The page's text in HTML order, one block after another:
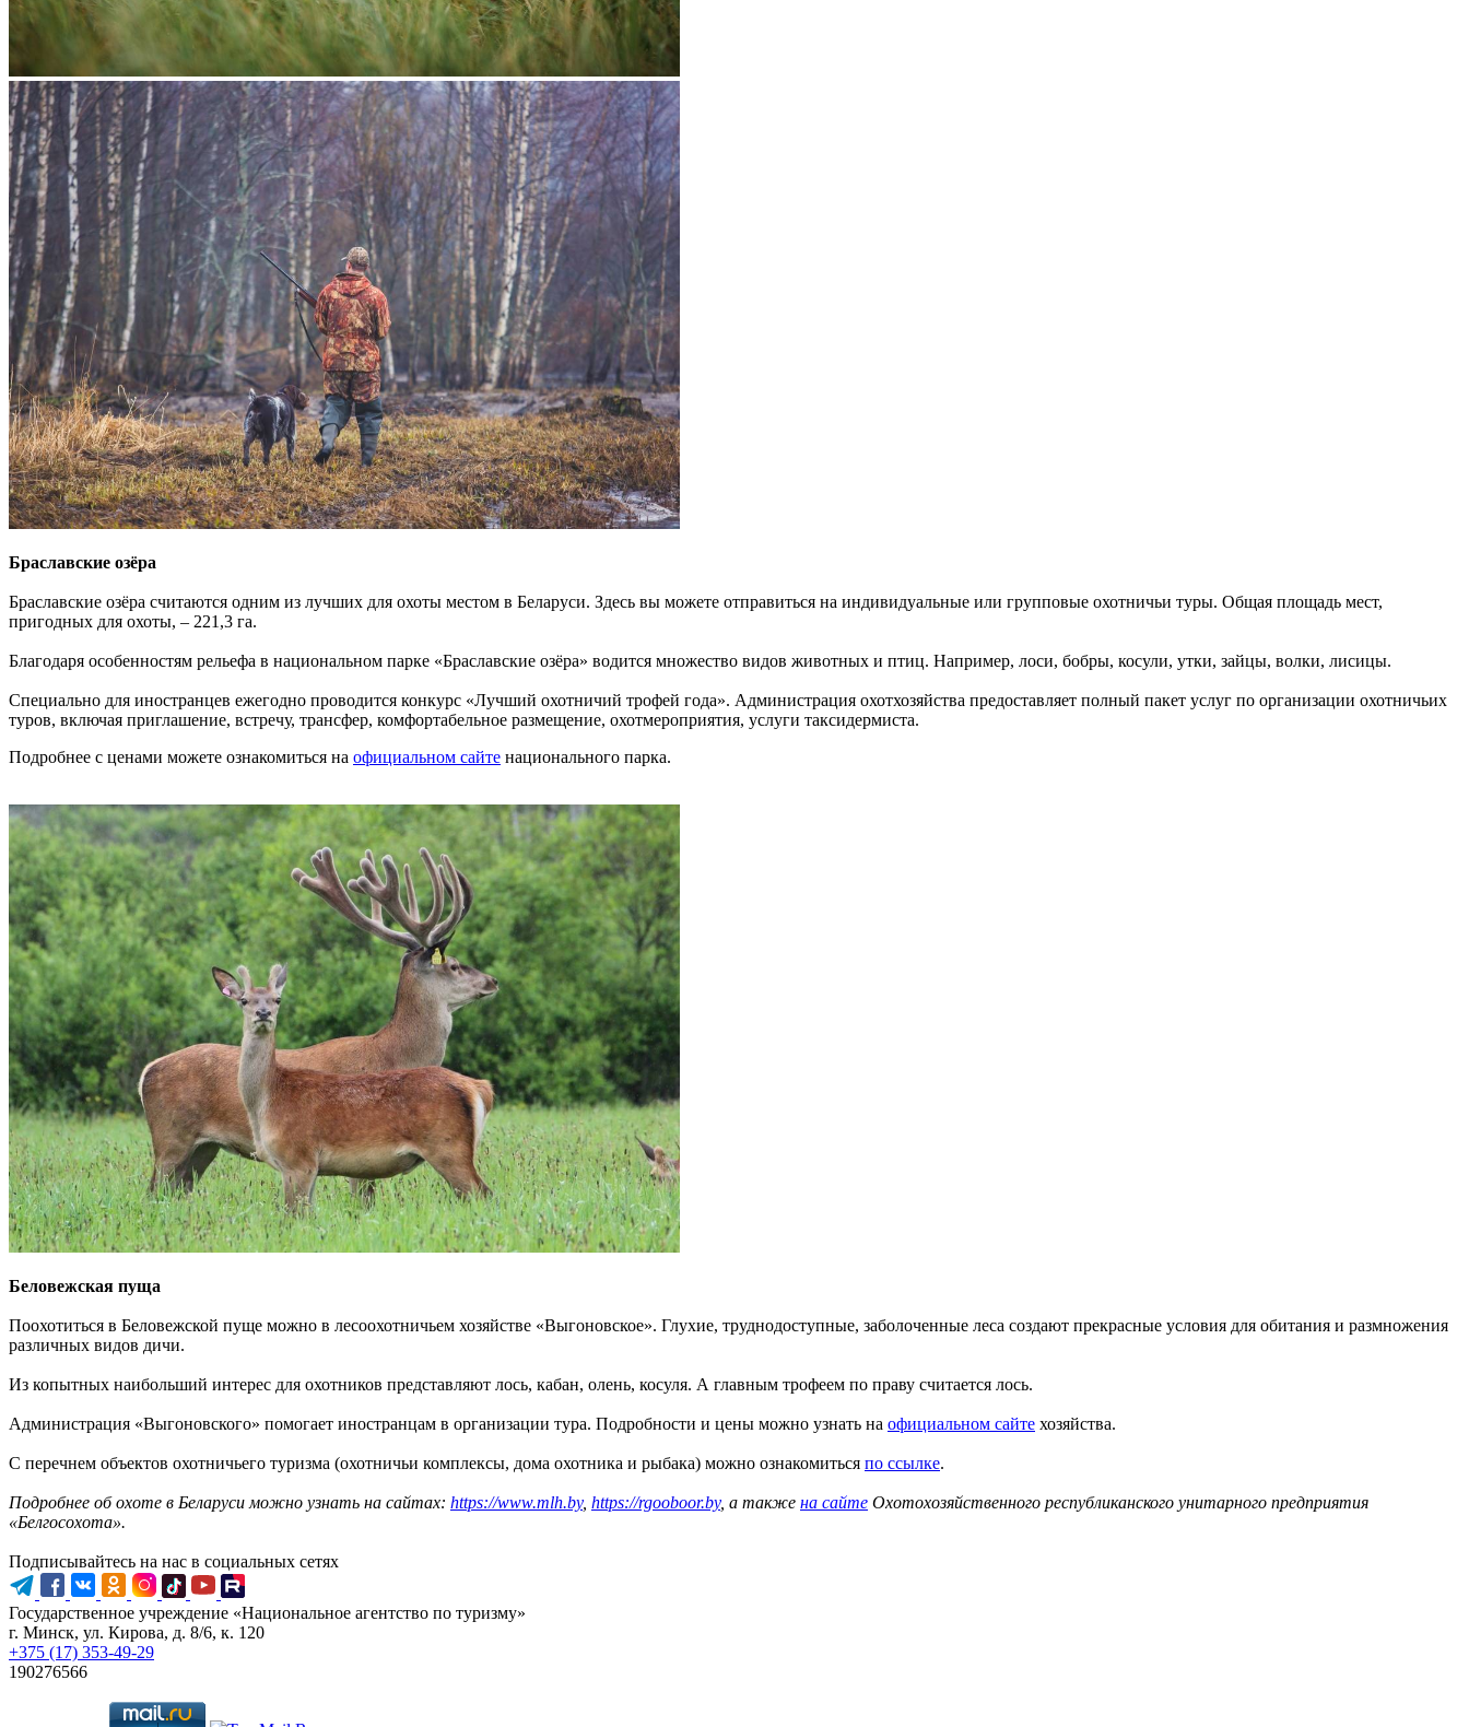
Браславские озёра
Браславские озёра считаются одним из лучших для охоты местом в Беларуси. Здесь вы можете отправиться на индивидуальные или групповые охотничьи туры. Общая площадь мест,
пригодных для охоты, – 221,3 га.
Благодаря особенностям рельефа в национальном парке «Браславские озёра» водится множество видов животных и птиц. Например, лоси, бобры, косули, утки, зайцы, волки, лисицы.
Специально для иностранцев ежегодно проводится конкурс «Лучший охотничий трофей года». Администрация охотхозяйства предоставляет полный пакет услуг по организации охотничьих
туров, включая приглашение, встречу, трансфер, комфортабельное размещение, охотмероприятия, услуги таксидермиста.
Подробнее с ценами можете ознакомиться на официальном сайте национального парка.
Беловежская пуща
Поохотиться в Беловежской пуще можно в лесоохотничьем хозяйстве «Выгоновское». Глухие, труднодоступные, заболоченные леса создают прекрасные условия для обитания и размножения
различных видов дичи.
Из копытных наибольший интерес для охотников представляют лось, кабан, олень, косуля. А главным трофеем по праву считается лось.
Администрация «Выгоновского» помогает иностранцам в организации тура. Подробности и цены можно узнать на официальном сайте хозяйства.
С перечнем объектов охотничьего туризма (охотничьи комплексы, дома охотника и рыбака) можно ознакомиться по ссылке.
Подробнее об охоте в Беларуси можно узнать на сайтах: https://www.mlh.by, https://rgooboor.by, а также на сайте Охотохозяйственного республиканского унитарного предприятия
«Белгосохота».
Подписывайтесь на нас в социальных сетях
Государственное учреждение «Национальное агентство по туризму»
г. Минск, ул. Кирова, д. 8/6, к. 120
+375 (17) 353-49-29
190276566